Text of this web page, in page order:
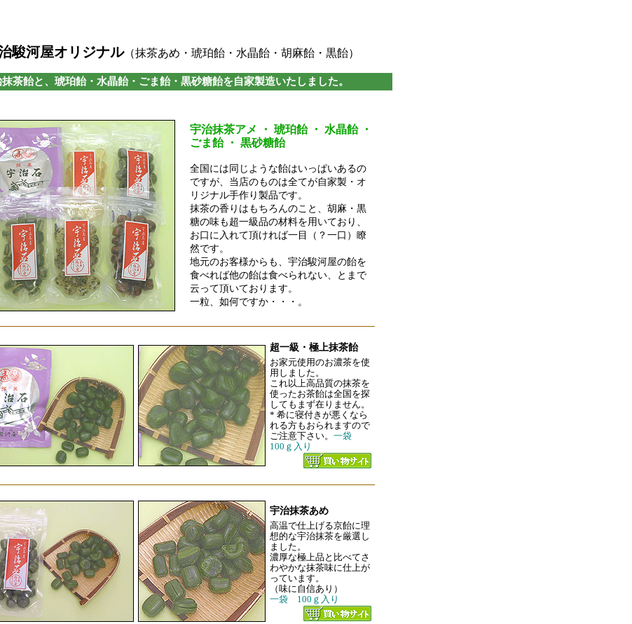
駿河屋オリジナル（抹茶あめ・琥珀飴・水晶飴・胡麻飴・黒飴）
茶飴と、琥珀飴・水晶飴・ごま飴・黒砂糖飴を自家製造いたしました。
宇治抹茶アメ
・ 琥珀飴 ・ 水晶飴 ・
ごま飴 ・ 黒砂糖飴
全国には同じような飴はいっぱいあるの
ですが、当店のものは全てが自家製・オ
リジナル手作り製品です。
抹茶の香りはもちろんのこと、胡麻・黒
糖の味も超一級品の材料を用いており、
お口に入れて頂ければ一目（？一口）瞭
然です。
地元のお客様からも、宇治駿河屋の飴を
食べれば他の飴は食べられない、とまで
云って頂いております。
一粒、如何ですか・・・。
超一級・極上抹茶飴
お家元使用のお濃茶を使
用しました。
これ以上高品質の抹茶を
使ったお茶飴は全国を探
してもまず在りません。
* 希に寝付きが悪くなら
れる方もおられますので
ご注意下さい。 一袋
100ｇ入り
宇治抹茶あめ
高温で仕上げる京飴に理
想的な宇治抹茶を厳選し
ました。
濃厚な極上品と比べてさ
わやかな抹茶味に仕上が
っています。
（味に自信あり）
一袋 100ｇ入り